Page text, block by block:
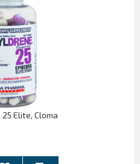
Elite, Cloma